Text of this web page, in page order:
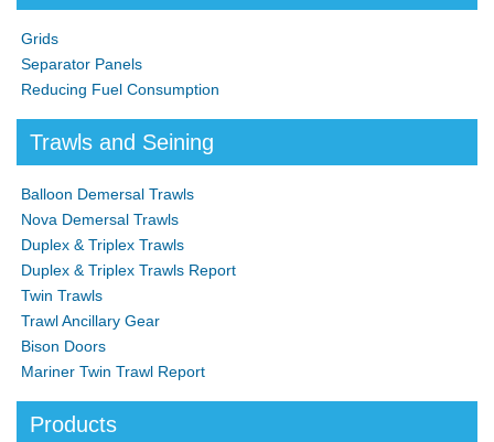
Grids
Separator Panels
Reducing Fuel Consumption
Trawls and Seining
Balloon Demersal Trawls
Nova Demersal Trawls
Duplex & Triplex Trawls
Duplex & Triplex Trawls Report
Twin Trawls
Trawl Ancillary Gear
Bison Doors
Mariner Twin Trawl Report
Products